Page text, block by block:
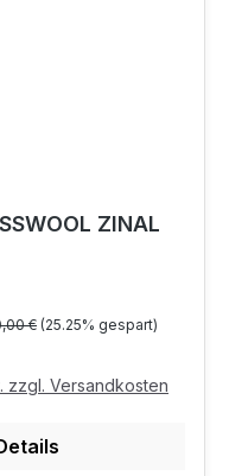
ZINAL
Preis:
€ (25.25% gespart)
zzgl. Versandkosten